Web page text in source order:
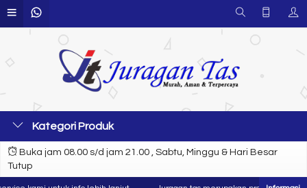
Kategori Produk
Buka jam 08.00 s/d jam 21.00 , Sabtu, Minggu & Hari Besar
Tutup